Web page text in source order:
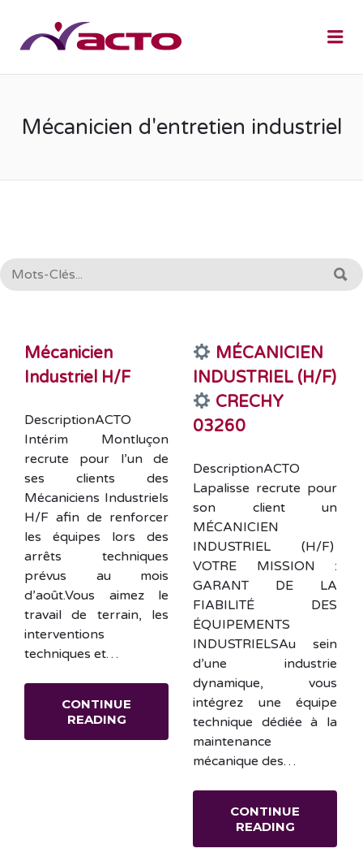
Mécanicien d'entretien industriel
RECHERCHE:
Mécanicien
Industriel H/F
DescriptionACTO
Intérim Montluçon
recrute pour l’un de
ses clients des
Mécaniciens Industriels
H/F afin de renforcer
les équipes lors des
arrêts techniques
prévus au mois
d’août.Vous aimez le
travail de terrain, les
interventions
techniques et…
CONTINUE
READING
MÉCANICIEN
INDUSTRIEL (H/F)
CRECHY
03260
DescriptionACTO
Lapalisse recrute pour
son client un
MÉCANICIEN
INDUSTRIEL (H/F)
VOTRE MISSION :
GARANT DE LA
FIABILITÉ DES
ÉQUIPEMENTS
INDUSTRIELSAu sein
d’une industrie
dynamique, vous
intégrez une équipe
technique dédiée à la
maintenance
mécanique des…
CONTINUE
READING